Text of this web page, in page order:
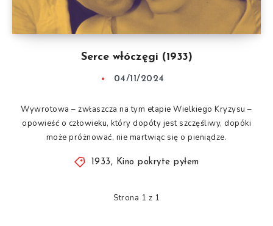
Serce włóczęgi (1933)
04/11/2024
Wywrotowa – zwłaszcza na tym etapie Wielkiego Kryzysu –
opowieść o człowieku, który dopóty jest szczęśliwy, dopóki
może próżnować, nie martwiąc się o pieniądze.
1933, Kino pokryte pyłem
Strona 1 z 1